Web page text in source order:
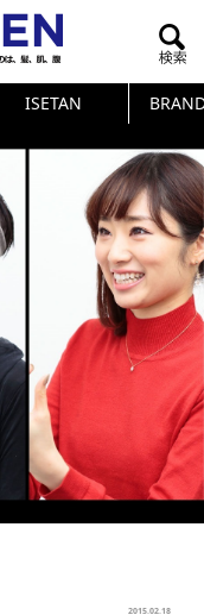
ISETAN
2015.02.18